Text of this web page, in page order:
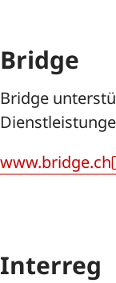
Bridge
Bridge
www.bridge.ch
Interreg